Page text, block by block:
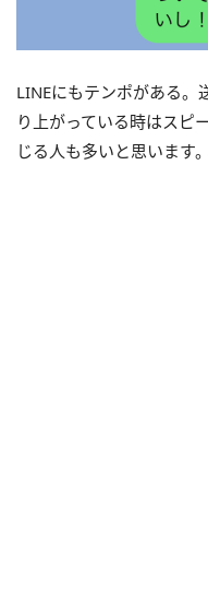
LINEにもテンポがある。
り上がっている時はスピ
じる人も多いと思います。